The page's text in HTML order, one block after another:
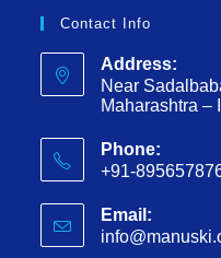
Contact Info
Address:
Near
Maharashtra –
Phone:
+91-
Email: